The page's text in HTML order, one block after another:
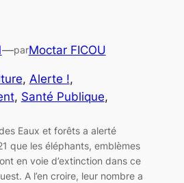
—parMoctar FICOU
, Alerte !
, Santé Publique
Eaux et forêts a alerté
que les éléphants, emblèmes
en voie d’extinction dans ce
A l’en croire, leur nombre a